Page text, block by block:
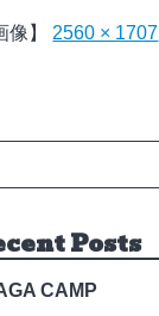
像】 2560 × 1707
Posts
CAMP